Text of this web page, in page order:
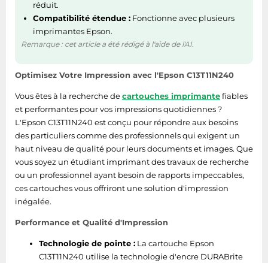
réduit.
Compatibilité étendue : Fonctionne avec plusieurs
imprimantes Epson.
Remarque : cet article a été rédigé à l'aide de l'AI.
Optimisez Votre Impression avec l'Epson C13T11N240
Vous êtes à la recherche decartouches imprimantefiables
et performantes pour vos impressions quotidiennes ?
L'Epson C13T11N240 est conçu pour répondre aux besoins
des particuliers comme des professionnels qui exigent un
haut niveau de qualité pour leurs documents et images. Que
vous soyez un étudiant imprimant des travaux de recherche
ou un professionnel ayant besoin de rapports impeccables,
ces cartouches vous offriront une solution d'impression
inégalée.
Performance et Qualité d'Impression
Technologie de pointe : La cartouche Epson
C13T11N240 utilise la technologie d'encre DURABrite